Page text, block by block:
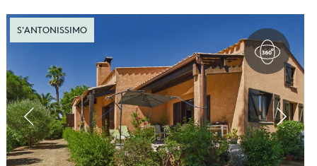
S'ANTONISSIMO